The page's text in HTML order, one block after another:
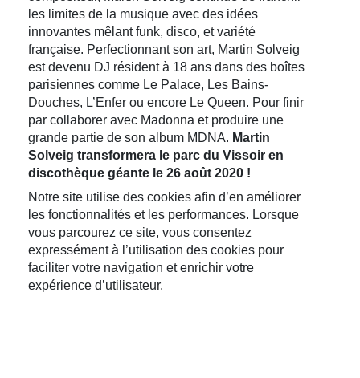
les limites de la musique avec des idées
innovantes mêlant funk, disco, et variété
française. Perfectionnant son art, Martin Solveig
est devenu DJ résident à 18 ans dans des boîtes
parisiennes comme Le Palace, Les Bains-
Douches, L’Enfer ou encore Le Queen. Pour finir
par collaborer avec Madonna et produire une
grande partie de son album MDNA. Martin
Solveig transformera le parc du Vissoir en
discothèque géante le 26 août 2020 !
Notre site utilise des cookies afin d’en améliorer
les fonctionnalités et les performances. Lorsque
vous parcourez ce site, vous consentez
expressément à l’utilisation des cookies pour
faciliter votre navigation et enrichir votre
expérience d’utilisateur.